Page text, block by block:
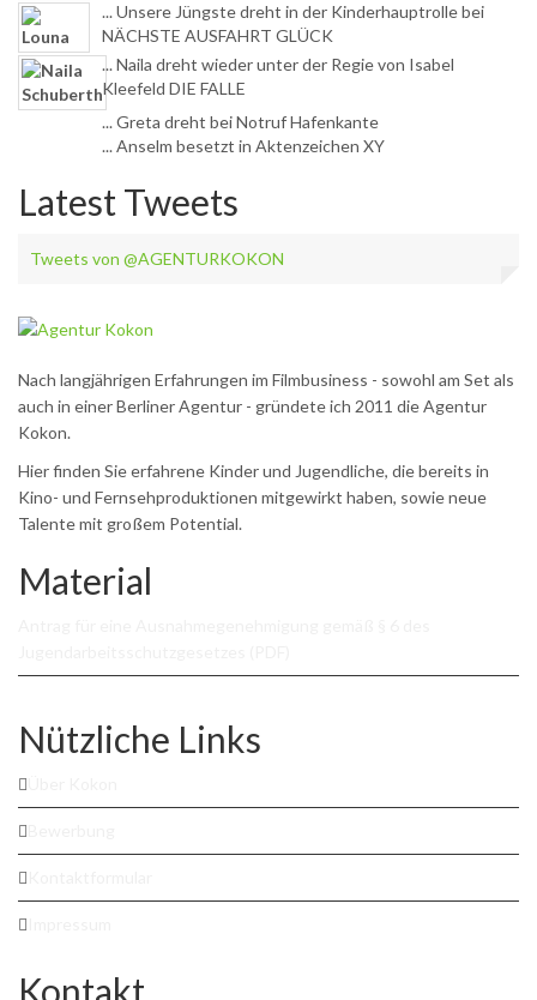
... Unsere Jüngste dreht in der Kinderhauptrolle bei
NÄCHSTE AUSFAHRT GLÜCK
... Naila dreht wieder unter der Regie von Isabel
Kleefeld DIE FALLE
... Greta dreht bei Notruf Hafenkante
... Anselm besetzt in Aktenzeichen XY
Latest Tweets
Tweets von @AGENTURKOKON
Nach langjährigen Erfahrungen im Filmbusiness - sowohl am Set als
auch in einer Berliner Agentur - gründete ich 2011 die Agentur
Kokon.
Hier finden Sie erfahrene Kinder und Jugendliche, die bereits in
Kino- und Fernsehproduktionen mitgewirkt haben, sowie neue
Talente mit großem Potential.
Material
Nützliche Links
Kontakt